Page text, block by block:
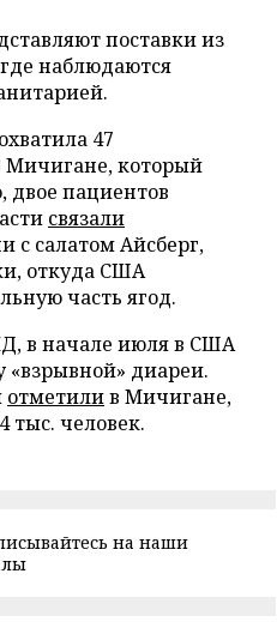
поставки из
наблюдаются
47
Мичигане, который
двое пациентов
связали
с салатом Айсберг,
откуда США
часть ягод.
в начале июля в США
диареи.
отметилив Мичигане,
тыс. человек.
на наши